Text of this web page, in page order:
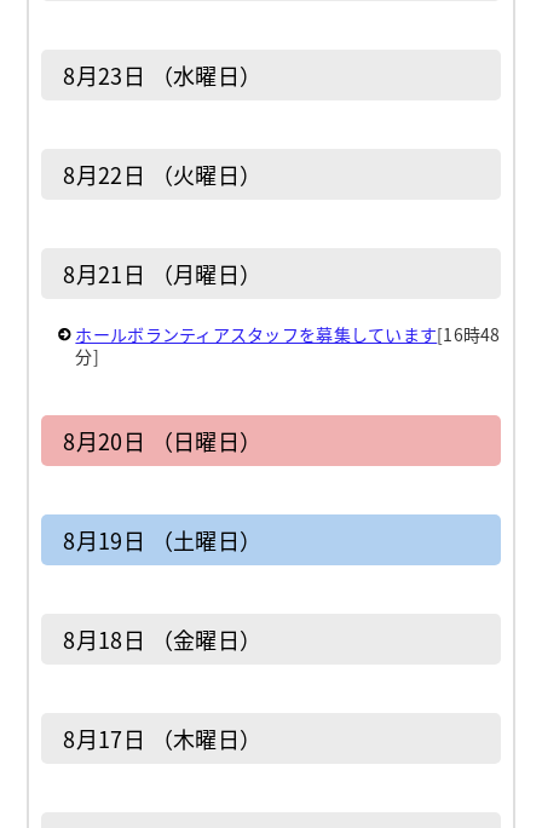
8月23日 （水曜日）
8月22日 （火曜日）
8月21日 （月曜日）
ホールボランティアスタッフを募集しています[16時48
分]
8月20日 （日曜日）
8月19日 （土曜日）
8月18日 （金曜日）
8月17日 （木曜日）